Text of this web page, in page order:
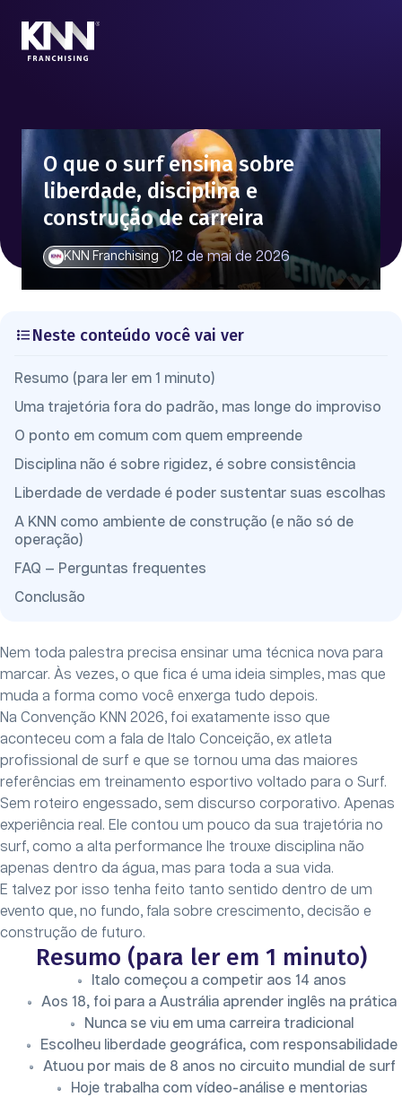
O que o surf ensina sobre
liberdade, disciplina e
construção de carreira
KNN Franchising 12 de mai de 2026
Neste conteúdo você vai ver
Resumo (para ler em 1 minuto)
Uma trajetória fora do padrão, mas longe do improviso
O ponto em comum com quem empreende
Disciplina não é sobre rigidez, é sobre consistência
Liberdade de verdade é poder sustentar suas escolhas
A KNN como ambiente de construção (e não só de
operação)
FAQ — Perguntas frequentes
Conclusão
Nem toda palestra precisa ensinar uma técnica nova para
marcar. Às vezes, o que fica é uma ideia simples, mas que
muda a forma como você enxerga tudo depois.
Na Convenção KNN 2026, foi exatamente isso que
aconteceu com a fala de Italo Conceição, ex atleta
profissional de surf e que se tornou uma das maiores
referências em treinamento esportivo voltado para o Surf.
Sem roteiro engessado, sem discurso corporativo. Apenas
experiência real. Ele contou um pouco da sua trajetória no
surf, como a alta performance lhe trouxe disciplina não
apenas dentro da água, mas para toda a sua vida.
E talvez por isso tenha feito tanto sentido dentro de um
evento que, no fundo, fala sobre crescimento, decisão e
construção de futuro.
Resumo (para ler em 1 minuto)
Italo começou a competir aos 14 anos
Aos 18, foi para a Austrália aprender inglês na prática
Nunca se viu em uma carreira tradicional
Escolheu liberdade geográfica, com responsabilidade
Atuou por mais de 8 anos no circuito mundial de surf
Hoje trabalha com vídeo-análise e mentorias